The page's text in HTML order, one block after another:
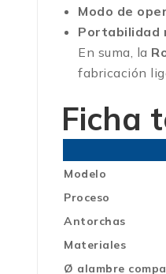
Modo de
Portabilidad
En suma, la
fabricación
Ficha
Modelo
Proceso
Antorchas
Materiales
Ø alambre